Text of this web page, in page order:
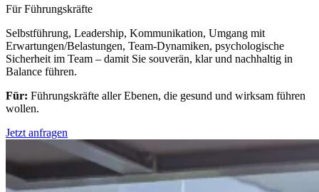
Für Führungskräfte
Selbstführung, Leadership, Kommunikation, Umgang mit
Erwartungen/Belastungen, Team-Dynamiken, psychologische
Sicherheit im Team – damit Sie souverän, klar und nachhaltig in
Balance führen.
Für: Führungskräfte aller Ebenen, die gesund und wirksam führen
wollen.
Jetzt anfragen